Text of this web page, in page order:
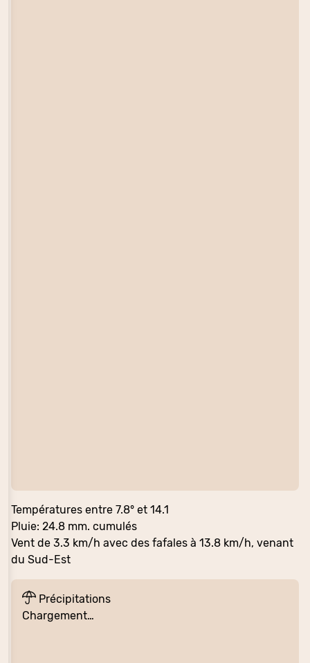
Températures entre 7.8° et 14.1
Pluie: 24.8 mm. cumulés
Vent de 3.3 km/h avec des fafales à 13.8 km/h, venant
du Sud-Est
Précipitations
Chargement…